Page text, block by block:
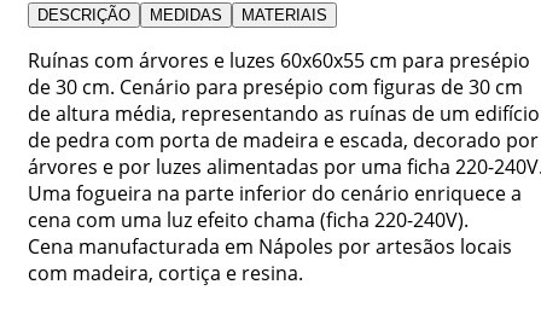
DESCRIÇÃO MEDIDAS MATERIAIS
Ruínas com árvores e luzes 60x60x55 cm para presépio
de 30 cm. Cenário para presépio com figuras de 30 cm
de altura média, representando as ruínas de um edifício
de pedra com porta de madeira e escada, decorado por
árvores e por luzes alimentadas por uma ficha 220-
Uma fogueira na parte inferior do cenário enriquece a
cena com uma luz efeito chama (ficha 220-240V).
Cena manufacturada em Nápoles por artesãos locais
com madeira, cortiça e resina.